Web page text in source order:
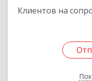
Клиентов на